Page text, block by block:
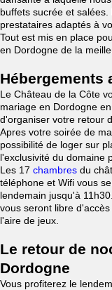
buffets sucrée et
prestataires adaptés à
Tout est mis en place
en Dordogne de la
Hébergements
Le Château de la Côte
mariage en Dordogne
d'organiser votre retour
Apres votre soirée de
possibilité de loger sur
l'exclusivité du domaine
Les 17 chambres du
téléphone et Wifi vous
lendemain jusqu'à
vous seront libre
l'aire de jeux.
Le retour de
Dordogne
Vous profiterez le